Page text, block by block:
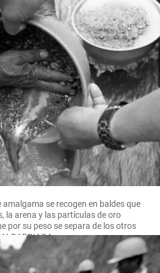
se recogen en baldes que
la arena y las partículas de oro
por su peso se separa de los otros